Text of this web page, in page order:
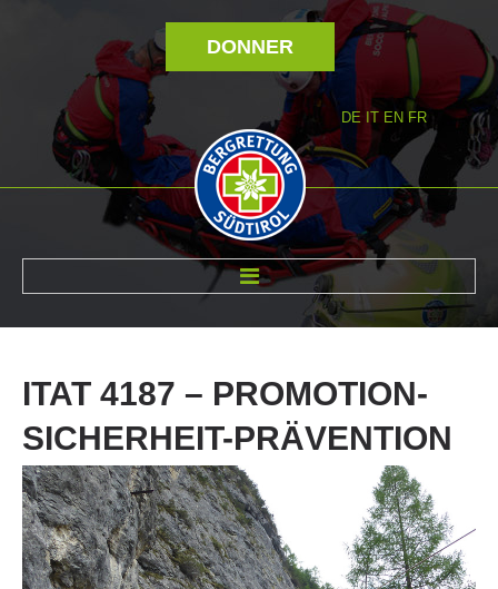
DONNER
DE IT EN FR
ITAT 4187 – PROMOTION-
SICHERHEIT-PRÄVENTION